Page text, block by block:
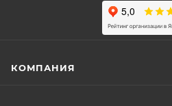
КОМПАНИЯ